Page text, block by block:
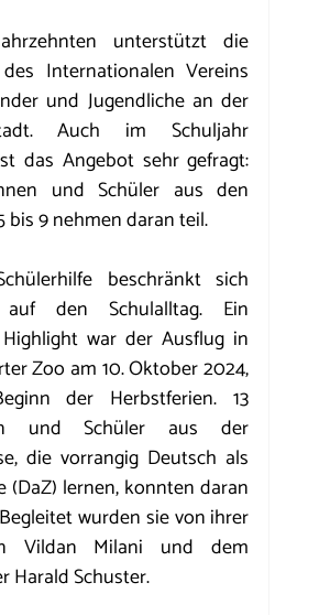
unterstützt die
Internationalen Vereins
und Jugendliche an der
Auch im Schuljahr
das Angebot sehr gefragt:
und Schüler aus den
bis 9 nehmen daran teil.
beschränkt sich
den Schulalltag. Ein
war der Ausflug in
Zoo am 10. Oktober 2024,
der Herbstferien. 13
und Schüler aus der
die vorrangig Deutsch als
(DaZ) lernen, konnten daran
wurden sie von ihrer
Vildan Milani und dem
Harald Schuster.